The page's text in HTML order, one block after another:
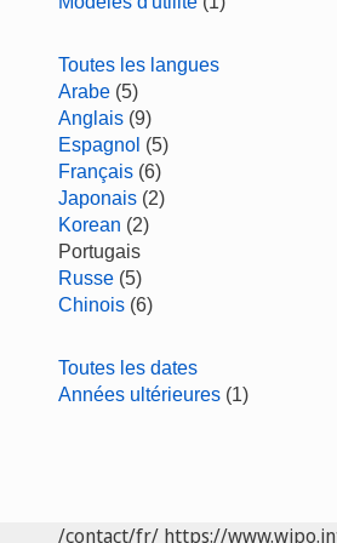
Toutes les langues
Arabe (5)
Anglais (9)
Espagnol (5)
Français (6)
Japonais (2)
Korean (2)
Portugais
Russe (5)
Chinois (6)
Toutes les dates
Années ultérieures (1)
/contact/fr/ https://